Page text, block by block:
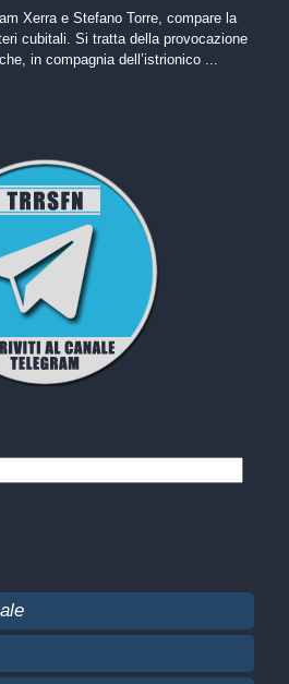
Xerra e Stefano Torre, compare la
cubitali. Si tratta della provocazione
in compagnia dell’istrionico ...